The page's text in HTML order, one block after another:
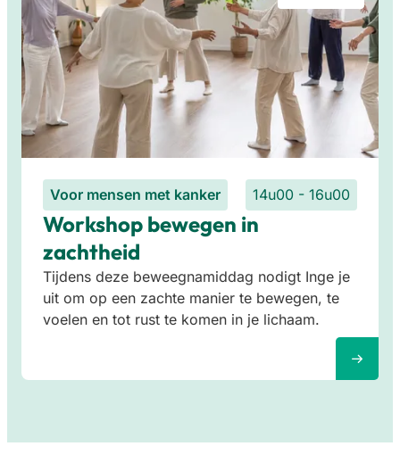
Voor mensen met kanker 14u00 - 16u00
Workshop bewegen in
zachtheid
Tijdens deze beweegnamiddag nodigt Inge je
uit om op een zachte manier te bewegen, te
voelen en tot rust te komen in je lichaam.